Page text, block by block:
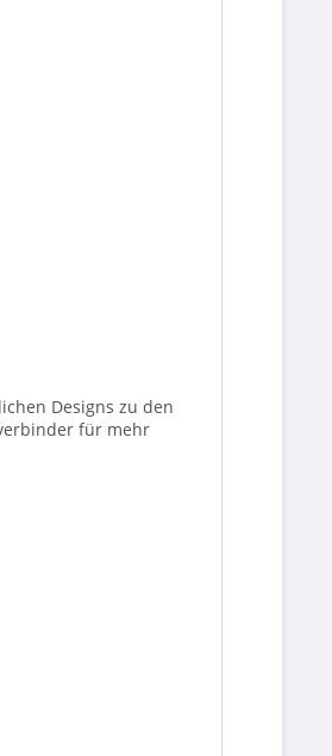
Designs zu den
für mehr